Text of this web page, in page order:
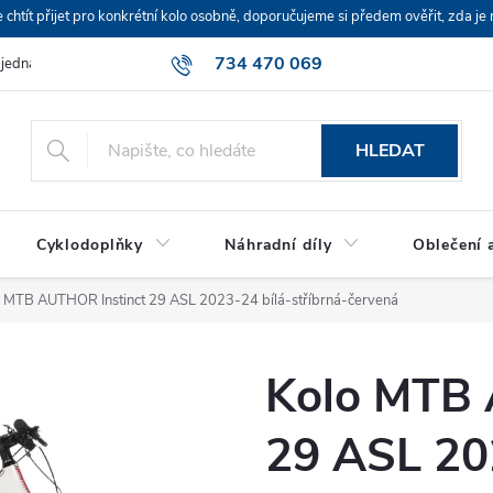
přijet pro konkrétní kolo osobně, doporučujeme si předem ověřit, zda
734 470 069
HLEDAT
Cyklodoplňky Náhradní díly Oblečení
MTB AUTHOR Instinct 29 ASL 2023-24 bílá-stříbrná-červená
Kolo
29 ASL